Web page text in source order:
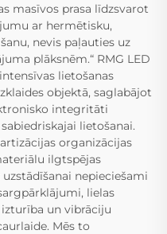
masīvos prasa līdzsvarot
ar hermētisku,
nevis paļauties uz
plāksnēm.“ RMG LED
lietošanas
objektā, saglabājot
integritāti
lietošanai.
organizācijas
ilgtspējas
nepieciešami
lielas
un vibrāciju
Mēs to